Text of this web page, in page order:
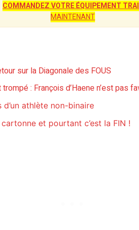
COMMANDEZ VOTRE ÉQUIPEMENT
MAINTENANT
sur la Diagonale des FOUS
: François d’Haene n’est pas
athlète non-binaire
et pourtant c’est la FIN !